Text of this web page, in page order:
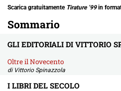
Scarica gratuitamente Tirature ’99in
Sommario
GLI EDITORIALI DI VITTORIO
Oltre il Novecento
di Vittorio Spinazzola
I LIBRI DEL SECOLO